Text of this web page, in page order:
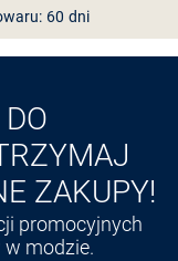
60 dni
ZAKUPY!
promocyjnych
modzie.